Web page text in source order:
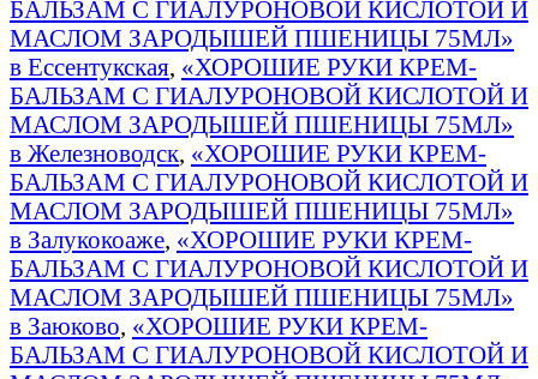
БАЛЬЗАМ С ГИАЛУРОНОВОЙ КИСЛОТОЙ И
МАСЛОМ ЗАРОДЫШЕЙ ПШЕНИЦЫ 75МЛ»
в Ессентукская, «ХОРОШИЕ РУКИ КРЕМ-
БАЛЬЗАМ С ГИАЛУРОНОВОЙ КИСЛОТОЙ И
МАСЛОМ ЗАРОДЫШЕЙ ПШЕНИЦЫ 75МЛ»
в Железноводск, «ХОРОШИЕ РУКИ КРЕМ-
БАЛЬЗАМ С ГИАЛУРОНОВОЙ КИСЛОТОЙ И
МАСЛОМ ЗАРОДЫШЕЙ ПШЕНИЦЫ 75МЛ»
в Залукокоаже, «ХОРОШИЕ РУКИ КРЕМ-
БАЛЬЗАМ С ГИАЛУРОНОВОЙ КИСЛОТОЙ И
МАСЛОМ ЗАРОДЫШЕЙ ПШЕНИЦЫ 75МЛ»
в Заюково, «ХОРОШИЕ РУКИ КРЕМ-
БАЛЬЗАМ С ГИАЛУРОНОВОЙ КИСЛОТОЙ И